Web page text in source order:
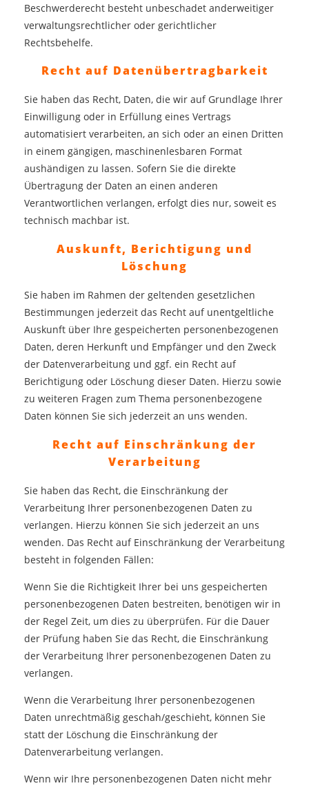
Beschwerderecht besteht unbeschadet anderweitiger
verwaltungsrechtlicher oder gerichtlicher
Rechtsbehelfe.
Recht auf Daten­übertrag­barkeit
Sie haben das Recht, Daten, die wir auf Grundlage Ihrer
Einwilligung oder in Erfüllung eines Vertrags
automatisiert verarbeiten, an sich oder an einen Dritten
in einem gängigen, maschinenlesbaren Format
aushändigen zu lassen. Sofern Sie die direkte
Übertragung der Daten an einen anderen
Verantwortlichen verlangen, erfolgt dies nur, soweit es
technisch machbar ist.
Auskunft, Berichtigung und
Löschung
Sie haben im Rahmen der geltenden gesetzlichen
Bestimmungen jederzeit das Recht auf unentgeltliche
Auskunft über Ihre gespeicherten personenbezogenen
Daten, deren Herkunft und Empfänger und den Zweck
der Datenverarbeitung und ggf. ein Recht auf
Berichtigung oder Löschung dieser Daten. Hierzu sowie
zu weiteren Fragen zum Thema personenbezogene
Daten können Sie sich jederzeit an uns wenden.
Recht auf Einschränkung der
Verarbeitung
Sie haben das Recht, die Einschränkung der
Verarbeitung Ihrer personenbezogenen Daten zu
verlangen. Hierzu können Sie sich jederzeit an uns
wenden. Das Recht auf Einschränkung der Verarbeitung
besteht in folgenden Fällen:
Wenn Sie die Richtigkeit Ihrer bei uns gespeicherten
personenbezogenen Daten bestreiten, benötigen wir in
der Regel Zeit, um dies zu überprüfen. Für die Dauer
der Prüfung haben Sie das Recht, die Einschränkung
der Verarbeitung Ihrer personenbezogenen Daten zu
verlangen.
Wenn die Verarbeitung Ihrer personenbezogenen
Daten unrechtmäßig geschah/geschieht, können Sie
statt der Löschung die Einschränkung der
Datenverarbeitung verlangen.
Wenn wir Ihre personenbezogenen Daten nicht mehr